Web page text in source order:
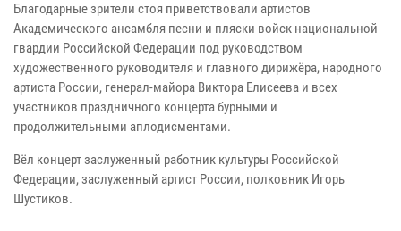
Благодарные зрители стоя приветствовали артистов
Академического ансамбля песни и пляски войск национальной
гвардии Российской Федерации под руководством
художественного руководителя и главного дирижёра, народного
артиста России, генерал-майора Виктора Елисеева и всех
участников праздничного концерта бурными и
продолжительными аплодисментами.
Вёл концерт заслуженный работник культуры Российской
Федерации, заслуженный артист России, полковник Игорь
Шустиков.